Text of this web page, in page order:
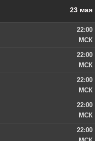
23 мая
22:00
МСК
22:00
МСК
22:00
МСК
22:00
МСК
22:00